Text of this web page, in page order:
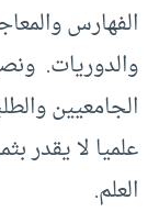
الفهارس
والدوريات.
الجامعيين
علميا لا يقدر
العلم.